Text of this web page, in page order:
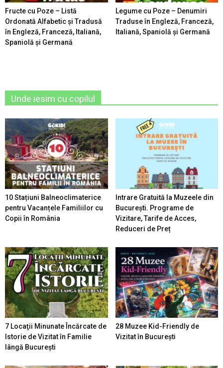
Fructe cu Poze – Listă
Ordonată Alfabetic şi Tradusă
în Engleză, Franceză, Italiană,
Spaniolă şi Germană
Legume cu Poze – Denumiri
Traduse în Engleză, Franceză,
Italiană, Spaniolă şi Germană
Unde iesim cu copilul
10 Stațiuni Balneoclimaterice
pentru Vacanțele Familiilor cu
Copii în România
Intrare Gratuită la Muzeele din
București. Programe de
Vizitare, Tarife de Acces,
Reduceri de Preț
7 Locaţii Minunate Încărcate de
Istorie de Vizitat în Familie
lângă București
28 Muzee Kid-Friendly de
Vizitat în București